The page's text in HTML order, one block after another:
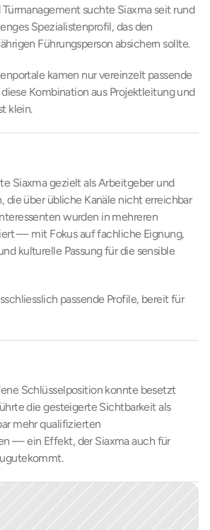
suchte Siaxma seit rund
Spezialistenprofil, das den
Führungsperson absichern sollte.
kamen nur vereinzelt passende
Kombination aus Projektleitung und
klein.
Siaxma gezielt als Arbeitgeber und
die über übliche Kanäle nicht erreichbar
wurden in mehreren
— mit Fokus auf fachliche Eignung,
kulturelle Passung für die sensible
passende Profile, bereit für
Schlüsselposition konnte besetzt
die gesteigerte Sichtbarkeit als
mehr qualifizierten
— ein Effekt, der Siaxma auch für